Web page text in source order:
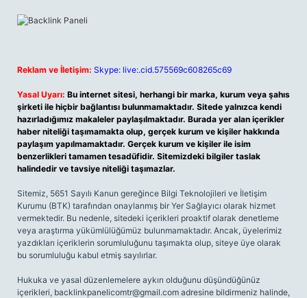
Reklam ve İletişim: Skype: live:.cid.575569c608265c69
Yasal Uyarı: Bu internet sitesi, herhangi bir marka, kurum veya şahıs
şirketi ile hiçbir bağlantısı bulunmamaktadır. Sitede yalnızca kendi
hazırladığımız makaleler paylaşılmaktadır. Burada yer alan içerikler
haber niteliği taşımamakta olup, gerçek kurum ve kişiler hakkında
paylaşım yapılmamaktadır. Gerçek kurum ve kişiler ile isim
benzerlikleri tamamen tesadüfidir. Sitemizdeki bilgiler taslak
halindedir ve tavsiye niteliği taşımazlar.
Sitemiz, 5651 Sayılı Kanun gereğince Bilgi Teknolojileri ve İletişim
Kurumu (BTK) tarafından onaylanmış bir Yer Sağlayıcı olarak hizmet
vermektedir. Bu nedenle, sitedeki içerikleri proaktif olarak denetleme
veya araştırma yükümlülüğümüz bulunmamaktadır. Ancak, üyelerimiz
yazdıkları içeriklerin sorumluluğunu taşımakta olup, siteye üye olarak
bu sorumluluğu kabul etmiş sayılırlar.
Hukuka ve yasal düzenlemelere aykırı olduğunu düşündüğünüz
içerikleri, backlinkpanelicomtr@gmail.com adresine bildirmeniz halinde,